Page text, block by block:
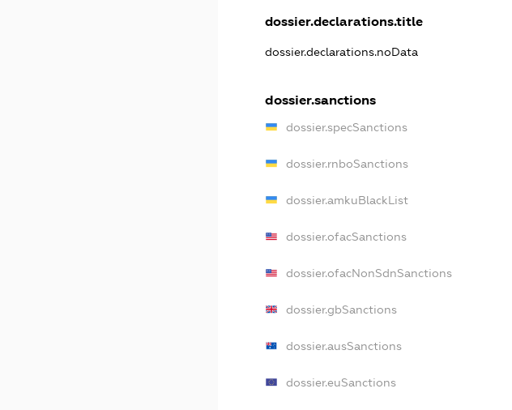
dossier.declarations.title
dossier.declarations.noData
dossier.sanctions
dossier.specSanctions
dossier.rnboSanctions
dossier.amkuBlackList
dossier.ofacSanctions
dossier.ofacNonSdnSanctions
dossier.gbSanctions
dossier.ausSanctions
dossier.euSanctions